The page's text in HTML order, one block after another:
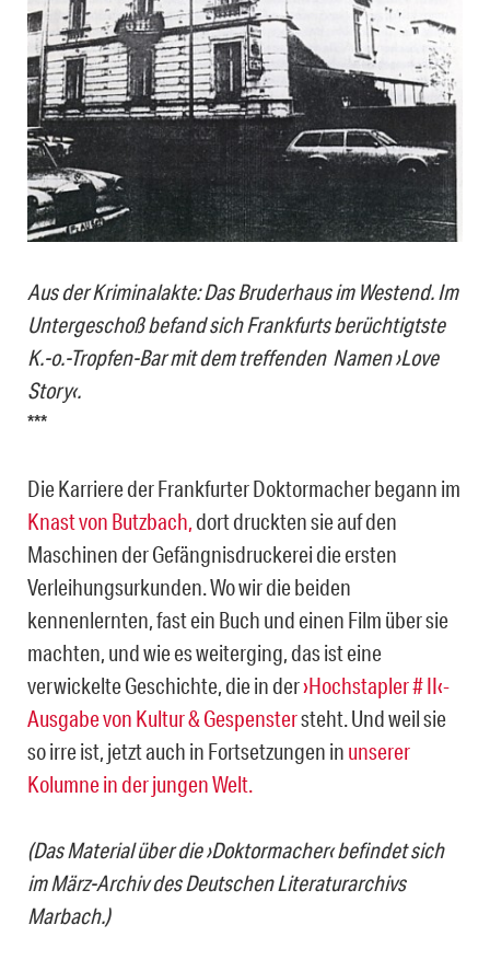
Aus der Kriminalakte: Das Bruderhaus im Westend. Im
Untergeschoß befand sich Frankfurts berüchtigtste
K.-o.-Tropfen-Bar mit dem treffenden Namen ›Love
Story‹.
***
Die Karriere der Frankfurter Doktormacher begann im
Knast von Butzbach,dort druckten sie auf den
Maschinen der Gefängnisdruckerei die ersten
Verleihungsurkunden. Wo wir die beiden
kennenlernten, fast ein Buch und einen Film über sie
machten, und wie es weiterging, das ist eine
verwickelte Geschichte, die in der›Hochstapler # II‹-
Ausgabe von Kultur & Gespenstersteht. Und weil sie
so irre ist, jetzt auch in Fortsetzungen in unserer
Kolumne in der jungen Welt.
(Das Material über die ›Doktormacher‹ befindet sich
im März-Archiv des Deutschen Literaturarchivs
Marbach.)